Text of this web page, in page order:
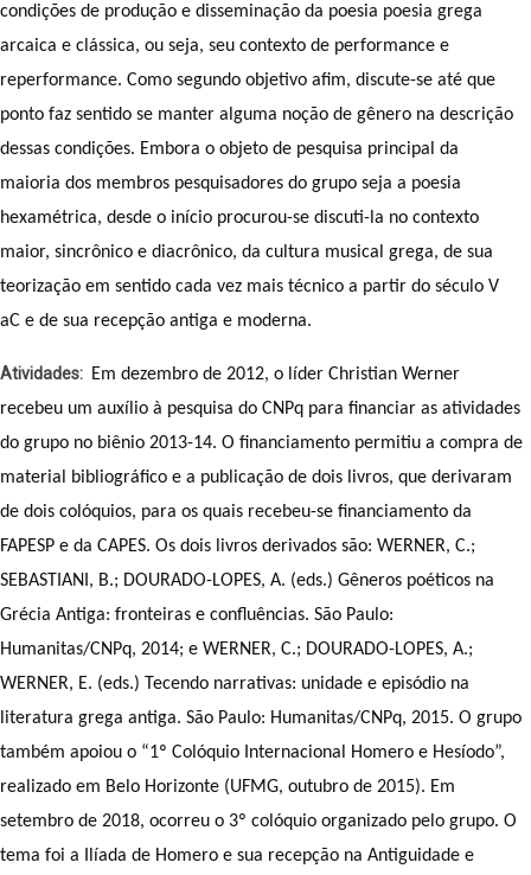
condições de produção e disseminação da poesia poesia grega
arcaica e clássica, ou seja, seu contexto de performance e
reperformance. Como segundo objetivo afim, discute-se até que
ponto faz sentido se manter alguma noção de gênero na descrição
dessas condições. Embora o objeto de pesquisa principal da
maioria dos membros pesquisadores do grupo seja a poesia
hexamétrica, desde o início procurou-se discuti-la no contexto
maior, sincrônico e diacrônico, da cultura musical grega, de sua
teorização em sentido cada vez mais técnico a partir do século V
aC e de sua recepção antiga e moderna.
Atividades
Em dezembro de 2012, o líder Christian Werner
recebeu um auxílio à pesquisa do CNPq para financiar as atividades
do grupo no biênio 2013-14. O financiamento permitiu a compra de
material bibliográfico e a publicação de dois livros, que derivaram
de dois colóquios, para os quais recebeu-se financiamento da
FAPESP e da CAPES. Os dois livros derivados são: WERNER, C.;
SEBASTIANI, B.; DOURADO-LOPES, A. (eds.) Gêneros poéticos na
Grécia Antiga: fronteiras e confluências. São Paulo:
Humanitas/CNPq, 2014; e WERNER, C.; DOURADO-LOPES, A.;
WERNER, E. (eds.) Tecendo narrativas: unidade e episódio na
literatura grega antiga. São Paulo: Humanitas/CNPq, 2015. O grupo
também apoiou o “1º Colóquio Internacional Homero e Hesíodo”,
realizado em Belo Horizonte (UFMG, outubro de 2015). Em
setembro de 2018, ocorreu o 3º colóquio organizado pelo grupo. O
tema foi a Ilíada de Homero e sua recepção na Antiguidade e